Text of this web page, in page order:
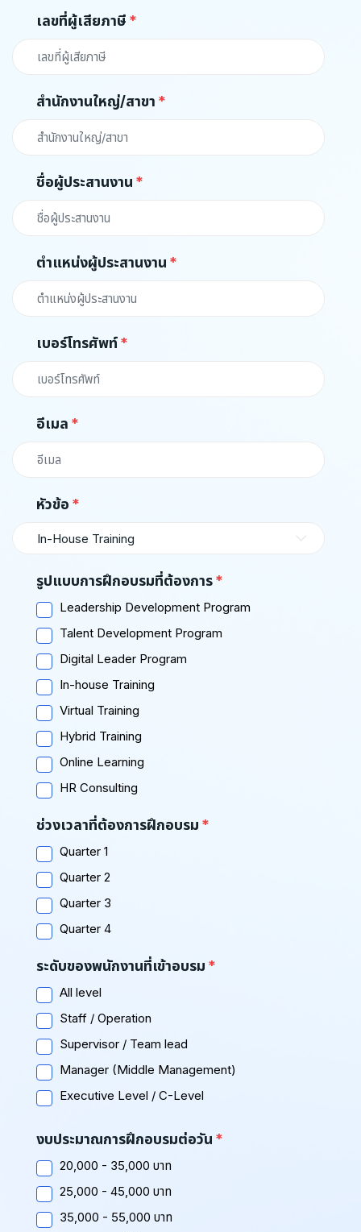
เลขที่ผู้เสียภาษี
สำนักงานใหญ่/สาขา
ชื่อผู้ประสานงาน
ตำแหน่งผู้ประสานงาน
เบอร์โทรศัพท์
อีเมล
หัวข้อ
In-House Training
รูปแบบการฝึกอบรมที่ต้องการ
Leadership Development Program
Talent Development Program
Digital Leader Program
In-house Training
Virtual Training
Hybrid Training
Online Learning
HR Consulting
ช่วงเวลาที่ต้องการฝึกอบรม
Quarter 1
Quarter 2
Quarter 3
Quarter 4
ระดับของพนักงานที่เข้าอบรม
All level
Staff / Operation
Supervisor / Team lead
Manager (Middle Management)
Executive Level / C-Level
งบประมาณการฝึกอบรมต่อวัน
20,000 - 35,000 บาท
25,000 - 45,000 บาท
35,000 - 55,000 บาท